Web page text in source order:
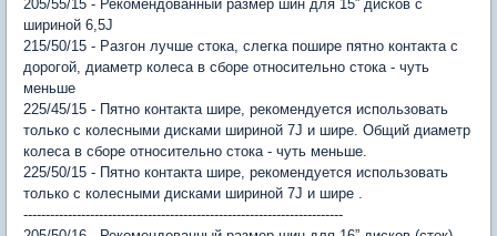
205/55/15 - Рекомендованный размер шин для 15” дисков с
шириной 6,5J
215/50/15 - Разгон лучше стока, слегка пошире пятно контакта с
дорогой, диаметр колеса в сборе относительно стока - чуть
меньше
225/45/15 - Пятно контакта шире, рекомендуется использовать
только с колесными дисками шириной 7J и шире. Общий диаметр
колеса в сборе относительно стока - чуть меньше.
225/50/15 - Пятно контакта шире, рекомендуется использовать
только с колесными дисками шириной 7J и шире .
------------------------------------------------------------------------